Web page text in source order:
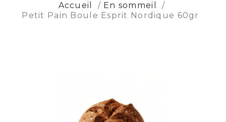
Accueil
En sommeil
Petit Pain Boule Esprit Nordique 60gr